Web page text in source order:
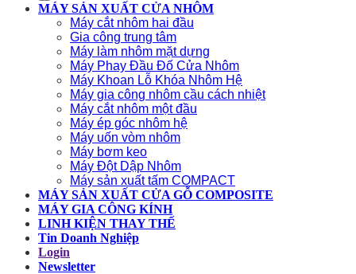
MÁY SẢN XUẤT CỬA NHÔM
Máy cắt nhôm hai đầu
Gia công trung tâm
Máy làm nhôm mặt dựng
Máy Phay Đầu Đố Cửa Nhôm
Máy Khoan Lỗ Khóa Nhôm Hệ
Máy gia công nhôm cầu cách nhiệt
Máy cắt nhôm một đầu
Máy ép góc nhôm hệ
Máy uốn vòm nhôm
Máy bơm keo
Máy Đột Dập Nhôm
Máy sản xuất tấm COMPACT
MÁY SẢN XUẤT CỬA GỖ COMPOSITE
MÁY GIA CÔNG KÍNH
LINH KIỆN THAY THẾ
Tin Doanh Nghiệp
Login
Newsletter